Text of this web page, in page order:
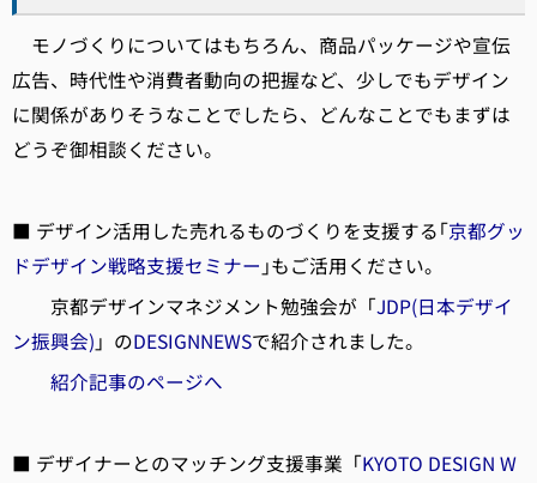
モノづくりについてはもちろん、商品パッケージや宣伝
広告、時代性や消費者動向の把握など、少しでもデザイン
に関係がありそうなことでしたら、どんなことでもまずは
どうぞ御相談ください。
■ デザイン活用した売れるものづくりを支援する｢京都グッ
ドデザイン戦略支援セミナー ｣もご活用ください。
京都デザインマネジメント勉強会が「JDP(日本デザイ
ン振興会) 」のDESIGNNEWSで紹介されました。
紹介記事のページへ
■ デザイナーとのマッチング支援事業「KYOTO DESIGN W